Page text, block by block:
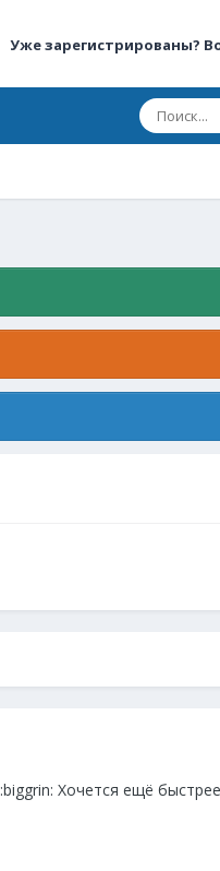
Уже зарегистрированы?
Хочется ещё